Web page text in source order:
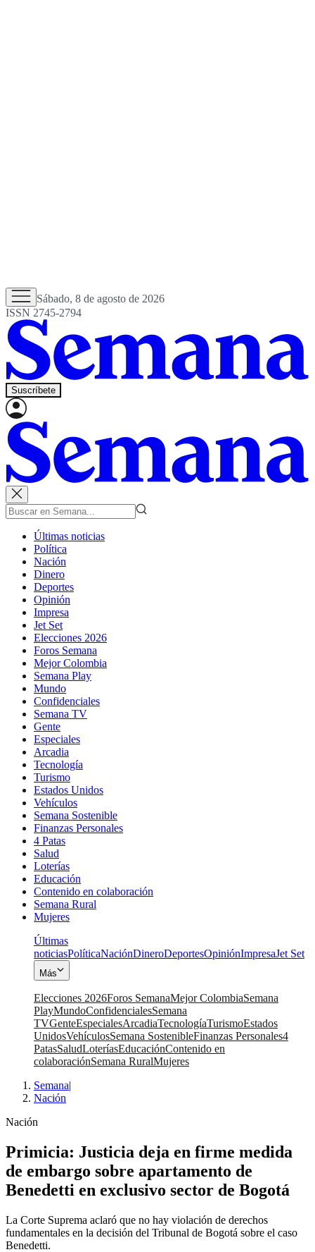
Sábado, 8 de agosto de 2026
ISSN 2745-2794
Suscríbete
Últimas noticias
Política
Nación
Dinero
Deportes
Opinión
Impresa
Jet Set
Elecciones 2026
Foros Semana
Mejor Colombia
Semana Play
Mundo
Confidenciales
Semana TV
Gente
Especiales
Arcadia
Tecnología
Turismo
Estados Unidos
Vehículos
Semana Sostenible
Finanzas Personales
4 Patas
Salud
Loterías
Educación
Contenido en colaboración
Semana Rural
Mujeres
Últimas
noticiasPolíticaNaciónDineroDeportesOpiniónImpresaJet Set
Más
Elecciones 2026Foros SemanaMejor ColombiaSemana
PlayMundoConfidencialesSemana
TVGenteEspecialesArcadiaTecnologíaTurismoEstados
UnidosVehículosSemana SostenibleFinanzas Personales4
PatasSaludLoteríasEducaciónContenido en
colaboraciónSemana RuralMujeres
Semana|
Nación
Nación
Primicia: Justicia deja en firme medida
de embargo sobre apartamento de
Benedetti en exclusivo sector de Bogotá
La Corte Suprema aclaró que no hay violación de derechos
fundamentales en la decisión del Tribunal de Bogotá sobre el caso
Benedetti.